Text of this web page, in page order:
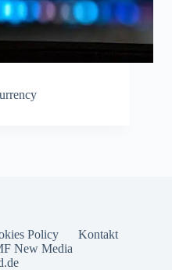
Policy
Kontakt
New Media